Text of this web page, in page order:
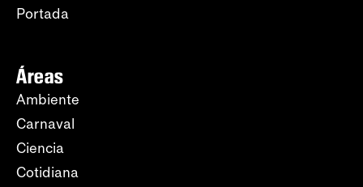
Portada
Áreas
Ambiente
Carnaval
Ciencia
Cotidiana